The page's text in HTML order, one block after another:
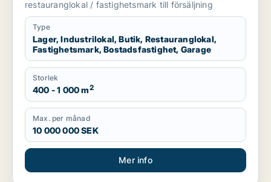
restauranglokal / fastighetsmark till försäljning
Type
Lager, Industrilokal, Butik, Restauranglokal,
Fastighetsmark, Bostadsfastighet, Garage
Storlek
400 - 1 000 m2
Max. per månad
10 000 000 SEK
Mer info